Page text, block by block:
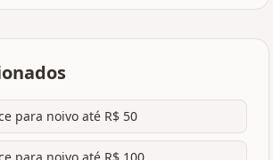
para noivo até R$ 50